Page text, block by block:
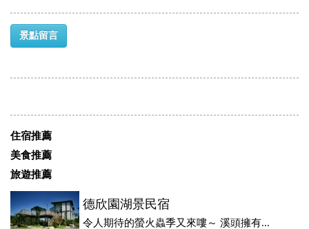
景點留言
住宿推薦
美食推薦
旅遊推薦
德欣園湖景民宿
令人期待的螢火蟲季又來嘍～ 溪頭擁有...